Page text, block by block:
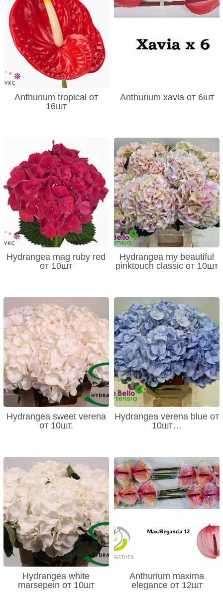
Anthurium tropical от
16шт
Anthurium xavia от 6шт
Hydrangea mag ruby red
от 10шт
Hydrangea my beautiful
pinktouch classic от 10шт
Hydrangea sweet verena
от 10шт.
Hydrangea verena blue от
10шт…
Hydrangea white
marsepein от 10шт
Anthurium maxima
elegance от 12шт